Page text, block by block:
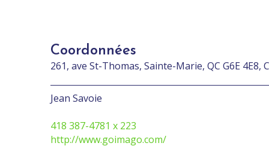
Coordonnées
261, ave St-Thomas, Sainte-Marie, QC G6E 4E8,
Jean Savoie
418 387-4781 x 223
http://www.goimago.com/